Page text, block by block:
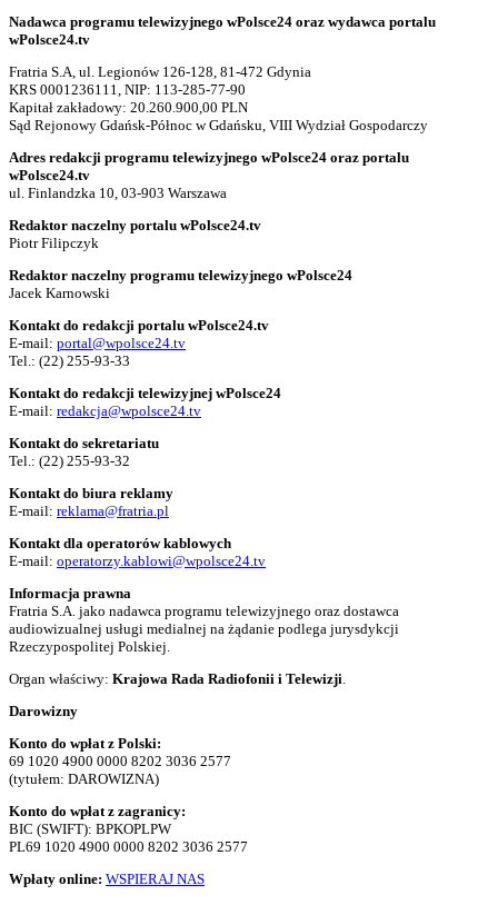
Nadawca programu telewizyjnego wPolsce24 oraz wydawca portalu
wPolsce24.tv
Fratria S.A, ul. Legionów 126-128, 81-472 Gdynia
KRS 0001236111, NIP: 113-285-77-90
Kapitał zakładowy: 20.260.900,00 PLN
Sąd Rejonowy Gdańsk-Północ w Gdańsku, VIII Wydział Gospodarczy
Adres redakcji programu telewizyjnego wPolsce24 oraz portalu
wPolsce24.tv
ul. Finlandzka 10, 03-903 Warszawa
Redaktor naczelny portalu wPolsce24.tv
Piotr Filipczyk
Redaktor naczelny programu telewizyjnego wPolsce24
Jacek Karnowski
Kontakt do redakcji portalu wPolsce24.tv
E-mail: portal@wpolsce24.tv
Tel.: (22) 255-93-33
Kontakt do redakcji telewizyjnej wPolsce24
E-mail: redakcja@wpolsce24.tv
Kontakt do sekretariatu
Tel.: (22) 255-93-32
Kontakt do biura reklamy
E-mail: reklama@fratria.pl
Kontakt dla operatorów kablowych
E-mail: operatorzy.kablowi@wpolsce24.tv
Informacja prawna
Fratria S.A. jako nadawca programu telewizyjnego oraz dostawca
audiowizualnej usługi medialnej na żądanie podlega jurysdykcji
Rzeczypospolitej Polskiej.
Organ właściwy: Krajowa Rada Radiofonii i Telewizji.
Darowizny
Konto do wpłat z Polski:
69 1020 4900 0000 8202 3036 2577
(tytułem: DAROWIZNA)
Konto do wpłat z zagranicy:
BIC (SWIFT): BPKOPLPW
PL69 1020 4900 0000 8202 3036 2577
Wpłaty online: WSPIERAJ NAS